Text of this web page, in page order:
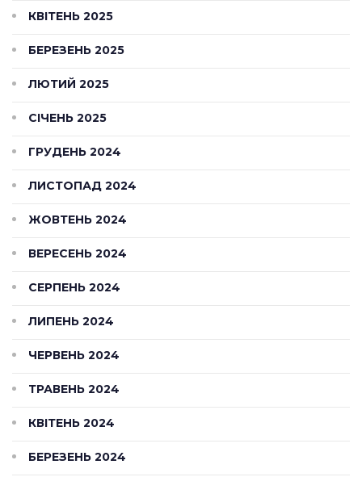
КВІТЕНЬ 2025
БЕРЕЗЕНЬ 2025
ЛЮТИЙ 2025
СІЧЕНЬ 2025
ГРУДЕНЬ 2024
ЛИСТОПАД 2024
ЖОВТЕНЬ 2024
ВЕРЕСЕНЬ 2024
СЕРПЕНЬ 2024
ЛИПЕНЬ 2024
ЧЕРВЕНЬ 2024
ТРАВЕНЬ 2024
КВІТЕНЬ 2024
БЕРЕЗЕНЬ 2024